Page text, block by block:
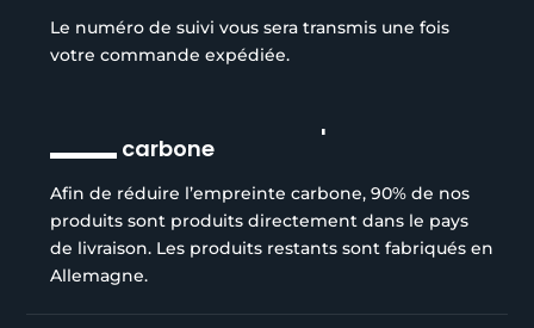
Le numéro de suivi vous sera transmis une fois
votre commande expédiée.
Réduction de l’empreinte
carbone
Afin de réduire l’empreinte carbone, 90% de nos
produits sont produits directement dans le pays
de livraison. Les produits restants sont fabriqués en
Allemagne.